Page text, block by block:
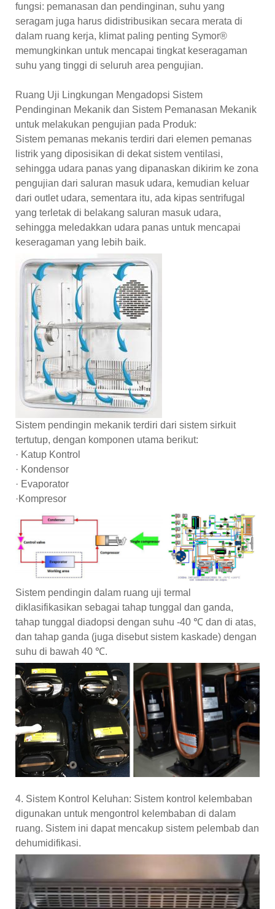
fungsi: pemanasan dan pendinginan, suhu yang
seragam juga harus didistribusikan secara merata di
dalam ruang kerja, klimat paling penting Symor®
memungkinkan untuk mencapai tingkat keseragaman
suhu yang tinggi di seluruh area pengujian.
Ruang Uji Lingkungan Mengadopsi Sistem
Pendinginan Mekanik dan Sistem Pemanasan Mekanik
untuk melakukan pengujian pada Produk:
Sistem pemanas mekanis terdiri dari elemen pemanas
listrik yang diposisikan di dekat sistem ventilasi,
sehingga udara panas yang dipanaskan dikirim ke zona
pengujian dari saluran masuk udara, kemudian keluar
dari outlet udara, sementara itu, ada kipas sentrifugal
yang terletak di belakang saluran masuk udara,
sehingga meledakkan udara panas untuk mencapai
keseragaman yang lebih baik.
Sistem pendingin mekanik terdiri dari sistem sirkuit
tertutup, dengan komponen utama berikut:
· Katup Kontrol
· Kondensor
· Evaporator
·Kompresor
Sistem pendingin dalam ruang uji termal
diklasifikasikan sebagai tahap tunggal dan ganda,
tahap tunggal diadopsi dengan suhu -40 ℃ dan di atas,
dan tahap ganda (juga disebut sistem kaskade) dengan
suhu di bawah 40 ℃.
4. Sistem Kontrol Keluhan: Sistem kontrol kelembaban
digunakan untuk mengontrol kelembaban di dalam
ruang. Sistem ini dapat mencakup sistem pelembab dan
dehumidifikasi.